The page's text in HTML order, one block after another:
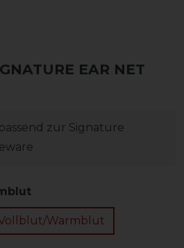
EAR NET
zur Signature
Warmblut